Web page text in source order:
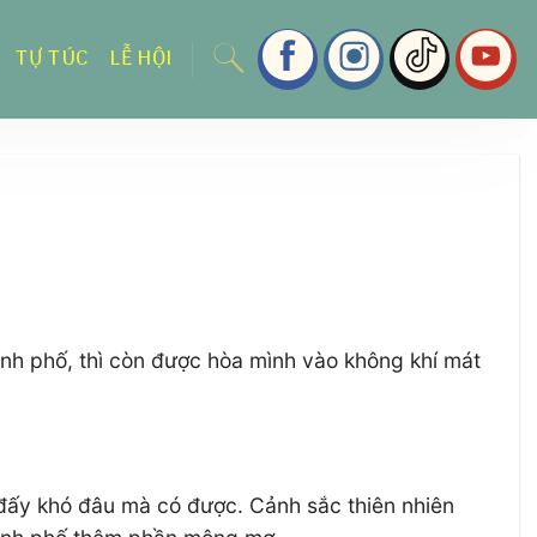
TỰ TÚC LỄ HỘI
phố, thì còn được hòa mình vào không khí mát
khó đâu mà có được. Cảnh sắc thiên nhiên